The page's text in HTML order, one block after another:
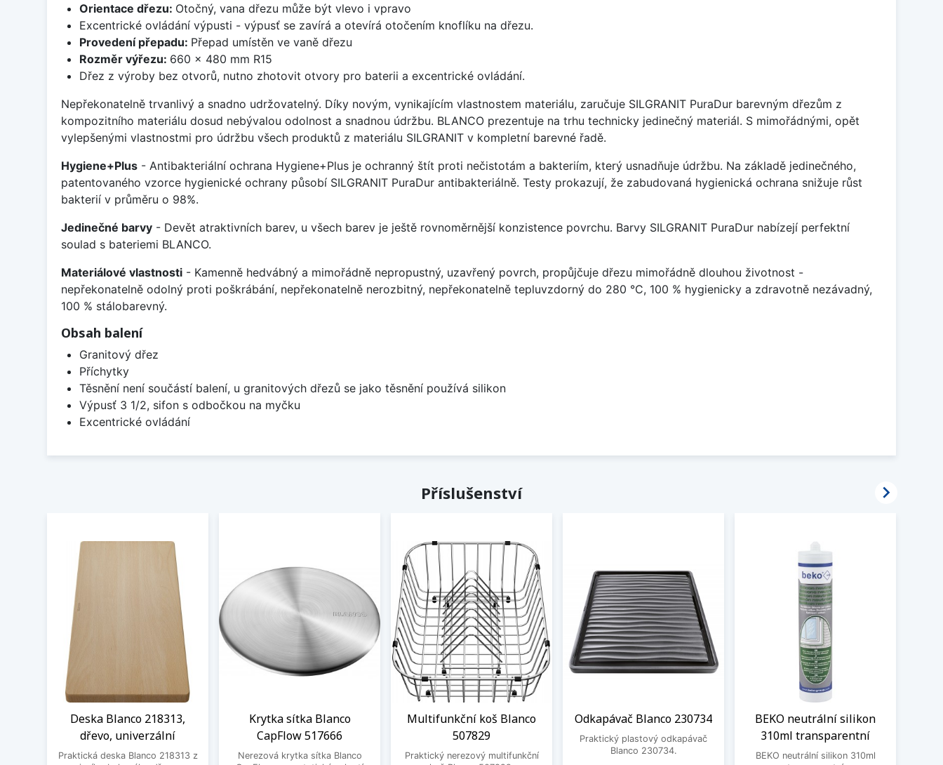
Orientace dřezu: Otočný, vana dřezu může být vlevo i vpravo
Excentrické ovládání výpusti - výpusť se zavírá a otevírá otočením knoflíku na dřezu.
Provedení přepadu: Přepad umístěn ve vaně dřezu
Rozměr výřezu: 660 x 480 mm R15
Dřez z výroby bez otvorů, nutno zhotovit otvory pro baterii a excentrické ovládání.
Nepřekonatelně trvanlivý a snadno udržovatelný. Díky novým, vynikajícím vlastnostem materiálu, zaručuje SILGRANIT PuraDur barevným dřezům z
kompozitního materiálu dosud nebývalou odolnost a snadnou údržbu. BLANCO prezentuje na trhu technicky jedinečný materiál. S mimořádnými, opět
vylepšenými vlastnostmi pro údržbu všech produktů z materiálu SILGRANIT v kompletní barevné řadě.
Hygiene+Plus - Antibakteriální ochrana Hygiene+Plus je ochranný štít proti nečistotám a bakteriím, který usnadňuje údržbu. Na základě jedinečného,
patentovaného vzorce hygienické ochrany působí SILGRANIT PuraDur antibakteriálně. Testy prokazují, že zabudovaná hygienická ochrana snižuje růst
bakterií v průměru o 98%.
Jedinečné barvy - Devět atraktivních barev, u všech barev je ještě rovnoměrnější konzistence povrchu. Barvy SILGRANIT PuraDur nabízejí perfektní
soulad s bateriemi BLANCO.
Materiálové vlastnosti - Kamenně hedvábný a mimořádně nepropustný, uzavřený povrch, propůjčuje dřezu mimořádně dlouhou životnost -
nepřekonatelně odolný proti poškrábání, nepřekonatelně nerozbitný, nepřekonatelně tepluvzdorný do 280 °C, 100 % hygienicky a zdravotně nezávadný,
100 % stálobarevný.
Obsah balení
Granitový dřez
Příchytky
Těsnění není součástí balení, u granitových dřezů se jako těsnění používá silikon
Výpusť 3 1/2, sifon s odbočkou na myčku
Excentrické ovládání
Příslušenství
Deska Blanco 218313,
dřevo, univerzální
Praktická deska Blanco 218313 z
Krytka sítka Blanco
CapFlow 517666
Nerezová krytka sítka Blanco
Multifunkční koš Blanco
507829
Praktický nerezový multifunkční
Odkapávač Blanco 230734
Praktický plastový odkapávač
Blanco 230734.
BEKO neutrální silikon
310ml transparentní
BEKO neutrální silikon 310ml
